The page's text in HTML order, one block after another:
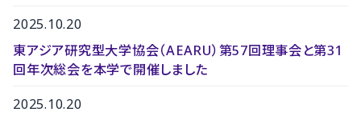
2025.10.20
東アジア研究型大学協会（AEARU）第57回理事会と第31
回年次総会を本学で開催しました
2025.10.20